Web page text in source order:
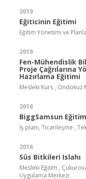
2019
Eğiticinin Eğitimi
Eğitim Yönetimi ve
2019
Fen-Mühendislik
Proje Çağrılarına
Hazırlama Eğitimi
Mesleki Kurs , Ondokuz
2018
BiggSamsun
İş planı, Ticarileşme ,
2016
Süs Bitkileri Islahı
Mesleki Eğitim ,
Uygulama Merkezi